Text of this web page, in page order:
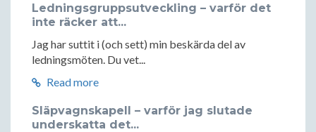
Ledningsgruppsutveckling – varför det
inte räcker att...
Jag har suttit i (och sett) min beskärda del av
ledningsmöten. Du vet...
Read more
Släpvagnskapell – varför jag slutade
underskatta det...